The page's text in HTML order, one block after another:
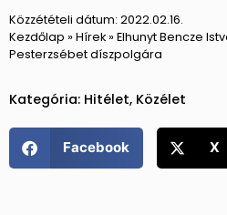
Közzétételi dátum: 2022.02.16.
Kezdőlap » Hírek» Elhunyt Bencze
Pesterzsébet díszpolgára
Kategória: Hitélet, Közélet
Facebook X